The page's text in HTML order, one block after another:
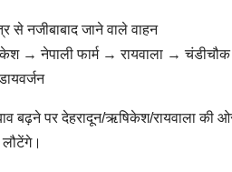
से नजीबाबाद जाने वाले वाहन
→ नेपाली फार्म → रायवाला →
बढ़ने पर देहरादून/ऋषिकेश/रायवाला की